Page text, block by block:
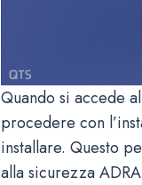
Quando si accede
procedere con
installare. Questo
alla sicurezza